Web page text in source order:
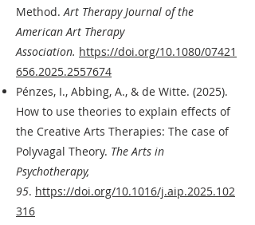
Method.Art Therapy Journal of the
American Art Therapy
Association. https://doi.org/10.1080/07421
656.2025.2557674
Pénzes, I., Abbing, A., & de Witte. (2025).
How to use theories to explain effects of
the Creative Arts Therapies: The case of
Polyvagal Theory. The Arts in
Psychotherapy,
95. https://doi.org/10.1016/j.aip.2025.102
316